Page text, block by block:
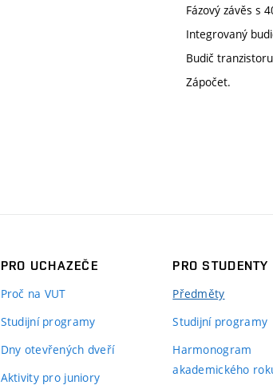
Fázový závěs s
Integrovaný
Budič
Zápočet.
PRO UCHAZEČE
Proč na VUT
Studijní programy
Dny otevřených dveří
Aktivity pro juniory
PRO STUDENTY
Předměty
Studijní programy
Harmonogram
akademického